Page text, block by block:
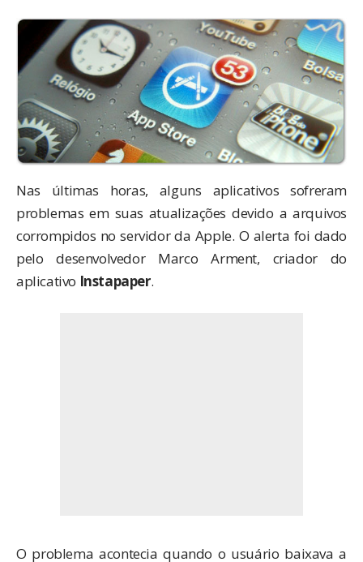
Nas últimas horas, alguns aplicativos sofreram
problemas em suas atualizações devido a arquivos
corrompidos no servidor da Apple. O alerta foi dado
pelo desenvolvedor Marco Arment, criador do
aplicativo Instapaper.
O problema acontecia quando o usuário baixava a